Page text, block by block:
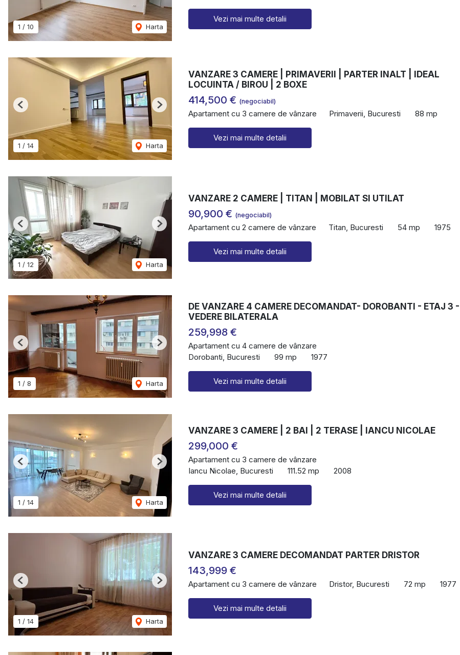
1 / 10 Harta
Vezi mai multe detalii
1 / 14 Harta
Previous Next
VANZARE 3 CAMERE | PRIMAVERII | PARTER INALT | IDEAL
LOCUINTA / BIROU | 2 BOXE
414,500 € (negociabil)
Apartament cu 3 camere de vânzare Primaverii, Bucuresti 88 mp
Vezi mai multe detalii
1 / 12 Harta
Previous Next
VANZARE 2 CAMERE | TITAN | MOBILAT SI UTILAT
90,900 € (negociabil)
Apartament cu 2 camere de vânzare Titan, Bucuresti 54 mp 1975
Vezi mai multe detalii
1 / 8 Harta
Previous Next
DE VANZARE 4 CAMERE DECOMANDAT- DOROBANTI - ETAJ 3 -
VEDERE BILATERALA
259,998 €
Apartament cu 4 camere de vânzare
Dorobanti, Bucuresti
99 mp 1977
Vezi mai multe detalii
1 / 14 Harta
Previous Next
VANZARE 3 CAMERE | 2 BAI | 2 TERASE | IANCU NICOLAE
299,000 €
Apartament cu 3 camere de vânzare
Iancu Nicolae, Bucuresti
111.52 mp 2008
Vezi mai multe detalii
1 / 14 Harta
Previous Next
VANZARE 3 CAMERE DECOMANDAT PARTER DRISTOR
143,999 €
Apartament cu 3 camere de vânzare Dristor, Bucuresti 72 mp 1977
Vezi mai multe detalii